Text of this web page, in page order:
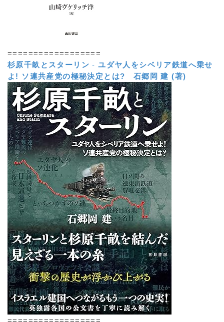
==================
杉原千畝とスターリン -ユダヤ人をシベリア鉄道へ乗せ
よ! ソ連共産党の極秘決定とは?
石郷岡 建 (著)
==================